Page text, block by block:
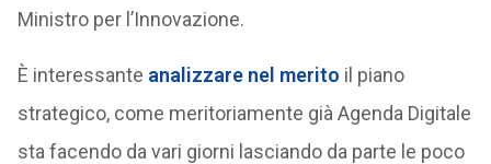
Ministro per l’Innovazione.
È interessante analizzare nel merito il piano
strategico, come meritoriamente già Agenda Digitale
sta facendo da vari giorni lasciando da parte le poco